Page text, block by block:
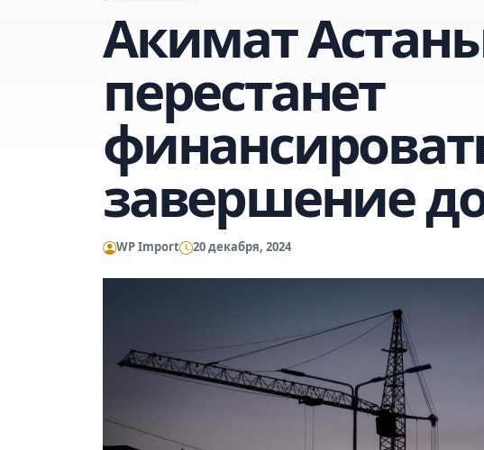
Акимат
перестанет
завершение
WP Import 20 декабря, 2024